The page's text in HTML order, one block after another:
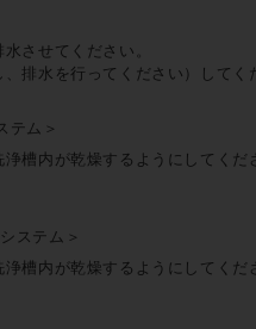
させてください。
排水を行ってください）してく
テム＞
槽内が乾燥するようにしてくだ
ステム＞
槽内が乾燥するようにしてくだ